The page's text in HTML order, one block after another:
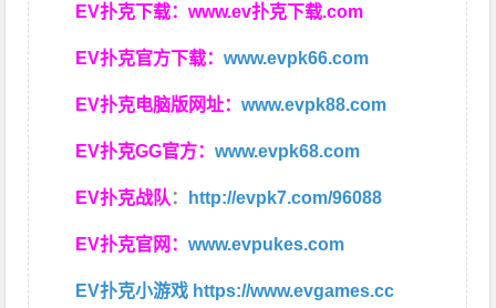
EV扑克下载：www.ev扑克下载.com
EV扑克官方下载：www.evpk66.com
EV扑克电脑版网址：www.evpk88.com
EV扑克GG官方：www.evpk68.com
EV扑克战队 ： http://evpk7.com/96088
EV扑克官网：www.evpukes.com
EV扑克小游戏 https://www.evgames.cc